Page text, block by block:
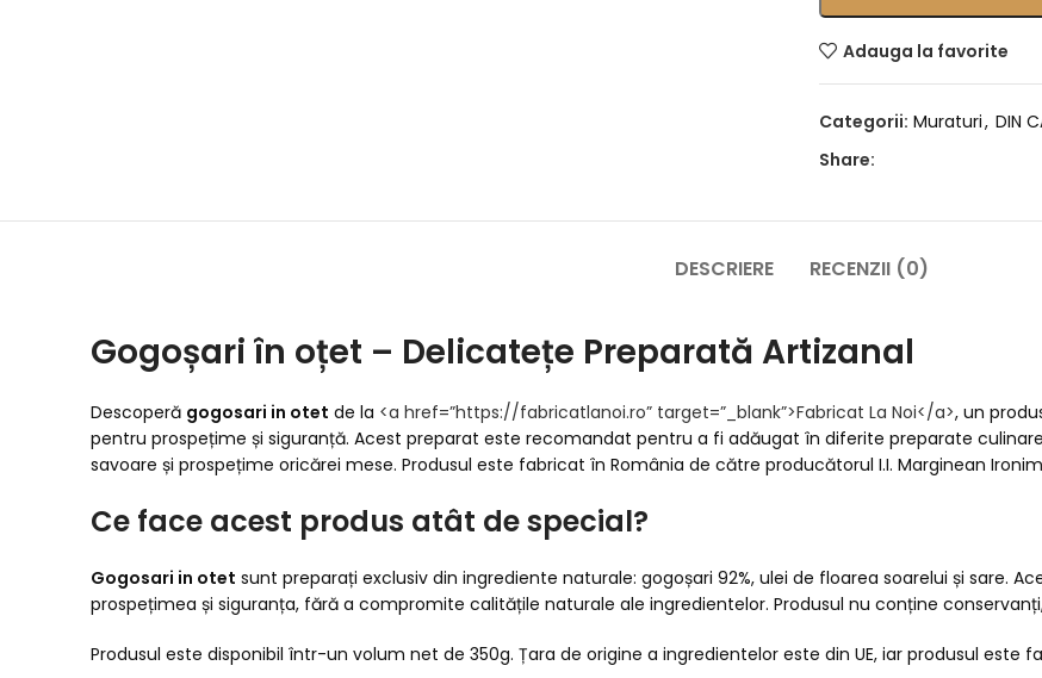
Adauga la favorite
Categorii: Muraturi, DIN
Share:
DESCRIERE RECENZII (0)
Gogoșari în oțet – Delicatețe Preparată Artizanal
Descoperă gogosari in otet de la <a href=”https://fabricatlanoi.ro” target=”_blank”>Fabricat La Noi</a>, un
pentru prospețime și siguranță. Acest preparat este recomandat pentru a fi adăugat în diferite preparate
savoare și prospețime oricărei mese. Produsul este fabricat în România de către producătorul I.I. Marginean
Ce face acest produs atât de special?
Gogosari in otet sunt preparați exclusiv din ingrediente naturale: gogoșari 92%, ulei de floarea soarelui și sare.
prospețimea și siguranța, fără a compromite calitățile naturale ale ingredientelor. Produsul nu conține
Produsul este disponibil într-un volum net de 350g. Țara de origine a ingredientelor este din UE, iar produsul este